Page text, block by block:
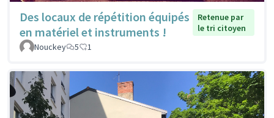
Des locaux de répétition équipés
en matériel et instruments !
Retenue par
le tri citoyen
Nouckey
5 1